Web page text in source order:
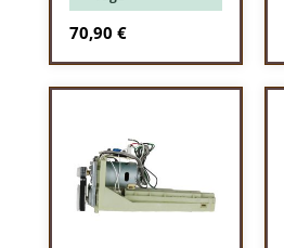
Regulärer Preis:
70,90 €